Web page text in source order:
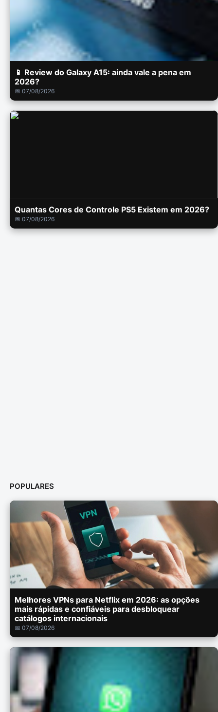
📱 Review do Galaxy A15: ainda vale a pena em
2026?
📅 07/08/2026
Quantas Cores de Controle PS5 Existem em 2026?
📅 07/08/2026
POPULARES
Melhores VPNs para Netflix em 2026: as opções
mais rápidas e confiáveis para desbloquear
catálogos internacionais
📅 07/08/2026